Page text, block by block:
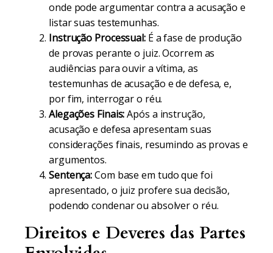
onde pode argumentar contra a acusação e
listar suas testemunhas.
Instrução Processual:É a fase de produção
de provas perante o juiz. Ocorrem as
audiências para ouvir a vítima, as
testemunhas de acusação e de defesa, e,
por fim, interrogar o réu.
Alegações Finais:Após a instrução,
acusação e defesa apresentam suas
considerações finais, resumindo as provas e
argumentos.
Sentença:Com base em tudo que foi
apresentado, o juiz profere sua decisão,
podendo condenar ou absolver o réu.
Direitos e Deveres das Partes